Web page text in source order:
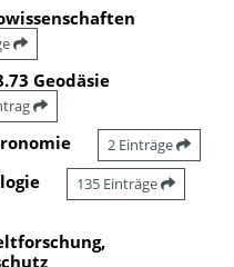
Geodäsie
2 Einträge
135 Einträge